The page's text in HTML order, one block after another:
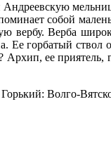
собой
вербу. Верба
Ее горбатый
Архип, ее
Волго-